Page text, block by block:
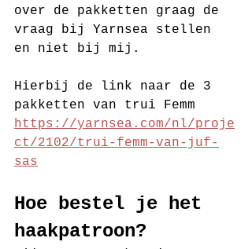
over de pakketten graag de
vraag bij Yarnsea stellen
en niet bij mij.
Hierbij de link naar de 3
pakketten van trui Femm
https://yarnsea.com/nl/proje
ct/2102/trui-femm-van-juf-
sas
Hoe bestel je het
haakpatroon?